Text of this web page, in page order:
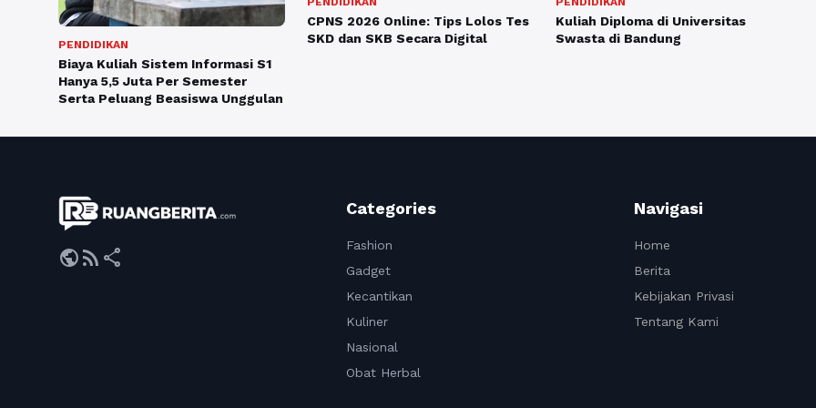
PENDIDIKAN
Biaya Kuliah Sistem Informasi S1
Hanya 5,5 Juta Per Semester
Serta Peluang Beasiswa Unggulan
CPNS 2026 Online: Tips Lolos Tes
SKD dan SKB Secara Digital
Kuliah Diploma di Universitas
Swasta di Bandung
publicrss_feed share
Categories
Fashion
Gadget
Kecantikan
Kuliner
Nasional
Obat Herbal
Navigasi
Home
Berita
Kebijakan Privasi
Tentang Kami